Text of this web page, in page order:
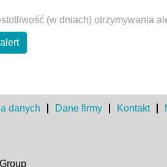
(w dniach) otrzymywania
danych Dane firmy Kontakt